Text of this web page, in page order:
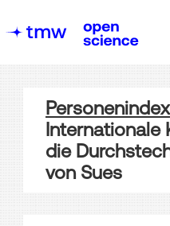
Personenindex
Internationale
die
von Sues